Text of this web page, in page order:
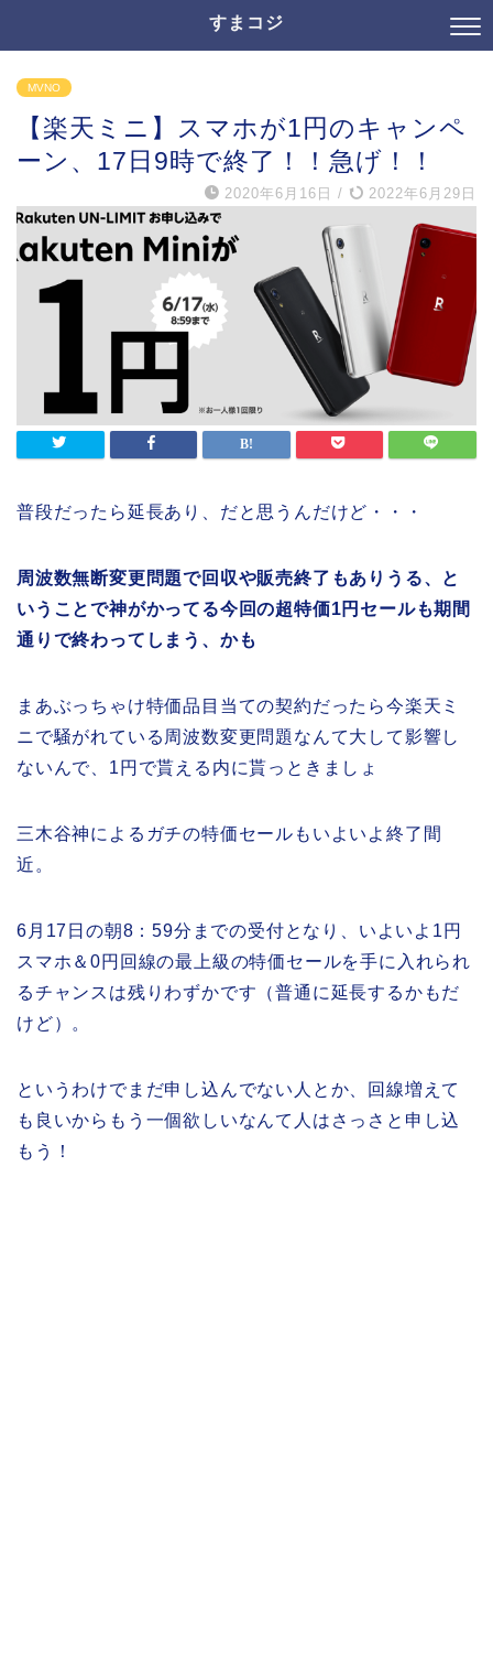
すまコジ
MVNO
【楽天ミニ】スマホが1円のキャンペ
ーン、17日9時で終了！！急げ！！
2020年6月16日 / 2022年6月29日
普段だったら延長あり、だと思うんだけど・・・
周波数無断変更問題で回収や販売終了もありうる、と
いうことで神がかってる今回の超特価1円セールも期間
通りで終わってしまう、かも
まあぶっちゃけ特価品目当ての契約だったら今楽天ミ
ニで騒がれている周波数変更問題なんて大して影響し
ないんで、1円で貰える内に貰っときましょ
三木谷神によるガチの特価セールもいよいよ終了間
近。
6月17日の朝8：59分までの受付となり、いよいよ1円
スマホ＆0円回線の最上級の特価セールを手に入れられ
るチャンスは残りわずかです（普通に延長するかもだ
けど）。
というわけでまだ申し込んでない人とか、回線増えて
も良いからもう一個欲しいなんて人はさっさと申し込
もう！